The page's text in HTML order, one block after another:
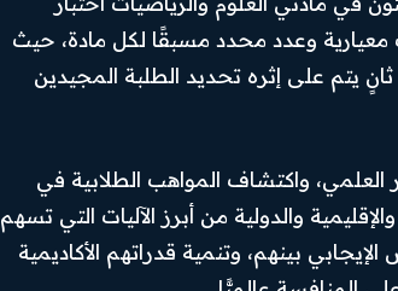
معيارية وعدد محدد مسبقًا لكل مادة، حيث
يتم على إثره تحديد الطلبة المجيدين
العلمي، واكتشاف المواهب الطلابية في
والدولية من أبرز الآليات التي تسهم
بينهم، وتنمية قدراتهم الأكاديمية